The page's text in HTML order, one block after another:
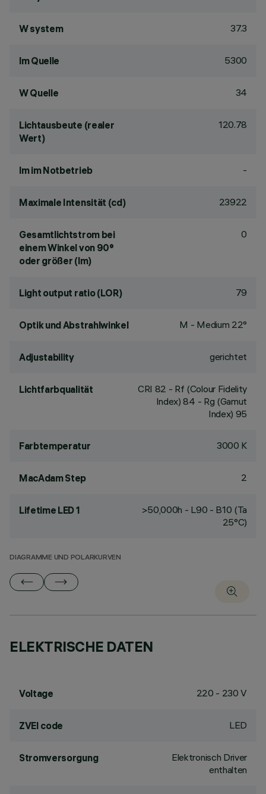
W system 37.3
lm Quelle 5300
W Quelle 34
Lichtausbeute (realer
Wert)
120.78
lm im Notbetrieb -
Maximale Intensität (cd) 23922
Gesamtlichtstrom bei
einem Winkel von 90°
oder größer (lm)
0
Light output ratio (LOR) 79
Optik und Abstrahlwinkel M - Medium 22°
Adjustability gerichtet
Lichtfarbqualität CRI 82 - Rf (Colour Fidelity
Index) 84 - Rg (Gamut
Index) 95
Farbtemperatur 3000 K
MacAdam Step 2
Lifetime LED 1
>50,000h - L90 - B10 (Ta
25°C)
DIAGRAMME UND POLARKURVEN
ELEKTRISCHE DATEN
Voltage 220 - 230 V
ZVEI code LED
Stromversorgung
Elektronisch Driver
enthalten